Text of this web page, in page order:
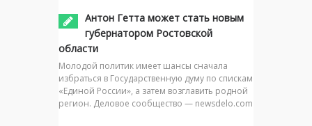
Антон Гетта может стать новым
губернатором Ростовской
области
Молодой политик имеет шансы сначала
избраться в Государственную думу по спискам
«Единой России», а затем возглавить родной
регион. Деловое сообщество — newsdelo.com